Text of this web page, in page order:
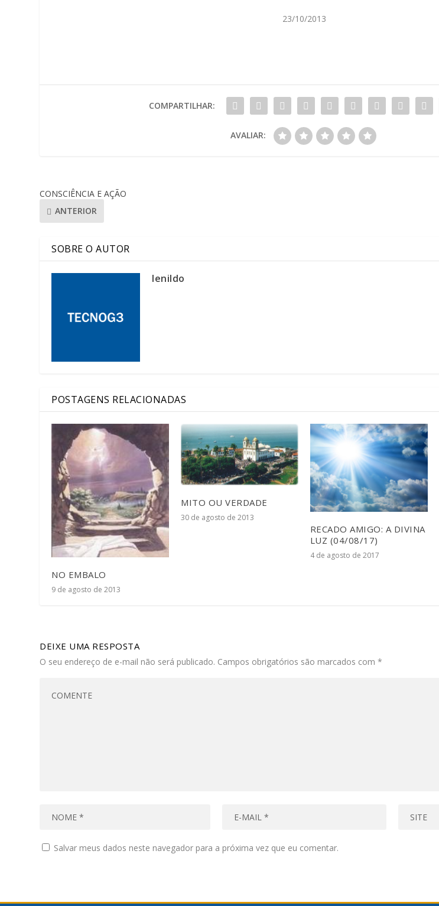
23/10/2013
COMPARTILHAR:
AVALIAR:
CONSCIÊNCIA E AÇÃO
ANTERIOR
SOBRE O AUTOR
lenildo
POSTAGENS RELACIONADAS
NO EMBALO
9 de agosto de 2013
MITO OU VERDADE
30 de agosto de 2013
RECADO AMIGO: A DIVINA
LUZ (04/08/17)
4 de agosto de 2017
DEIXE UMA RESPOSTA
O seu endereço de e-mail não será publicado. Campos obrigatórios são marcados com*
Salvar meus dados neste navegador para a próxima vez que eu comentar.